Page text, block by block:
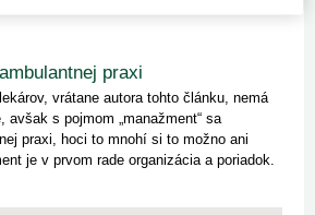
praxi
vrátane autora tohto článku, nemá
avšak s pojmom „manažment“ sa
praxi, hoci to mnohí si to možno ani
je v prvom rade organizácia a poriadok.